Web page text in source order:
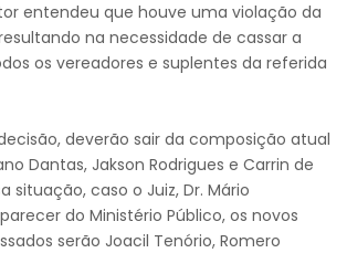
entendeu que houve uma violação da
na necessidade de cassar a
os vereadores e suplentes da referida
deverão sair da composição atual
Dantas, Jakson Rodrigues e Carrin de
situação, caso o Juiz, Dr. Mário
do Ministério Público, os novos
serão Joacil Tenório, Romero